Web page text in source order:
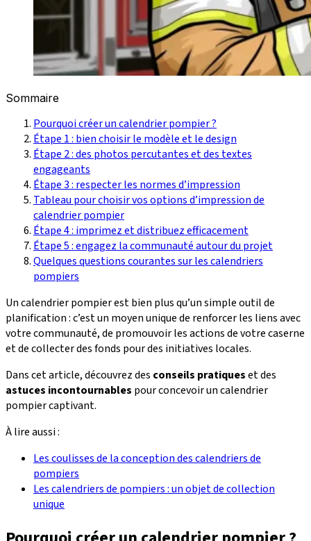
Sommaire
Pourquoi créer un calendrier pompier ?
Étape 1 : bien choisir le modèle et le design
Étape 2 : des photos percutantes et des textes
engageants
Étape 3 : respecter les normes d’impression
Tableau pour choisir vos options d’impression de
calendrier pompier
Étape 4 : imprimez et distribuez efficacement
Étape 5 : engagez la communauté autour du projet
Quelques questions courantes sur les calendriers
pompiers
Un calendrier pompier est bien plus qu’un simple outil de
planification : c’est un moyen unique de renforcer les liens avec
votre communauté, de promouvoir les actions de votre caserne
et de collecter des fonds pour des initiatives locales.
Dans cet article, découvrez des conseils pratiqueset des
astuces incontournables pour concevoir un calendrier
pompier captivant.
À lire aussi :
Les coulisses de la conception des calendriers de
pompiers
Les calendriers de pompiers : un objet de collection
unique